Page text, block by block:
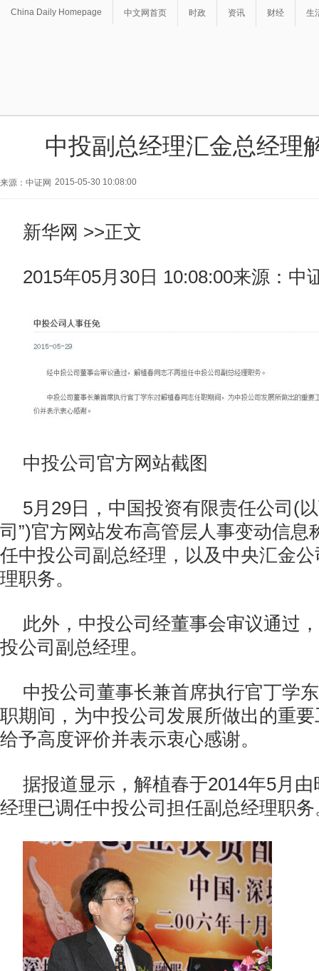
China Daily Homepage 中文网首页 时政 资讯 财经 生
中投副总经理汇金总经理
来源：中证网 2015-05-30 10:08:00
新华网 >>正文
2015年05月30日 10:08:00来源：中
中投公司官方网站截图
5月29日，中国投资有限责任公司(
司”)官方网站发布高管层人事变动信息
任中投公司副总经理，以及中央汇金
理职务。
此外，中投公司经董事会审议通过
投公司副总经理。
中投公司董事长兼首席执行官丁学
职期间，为中投公司发展所做出的重
给予高度评价并表示衷心感谢。
据报道显示，解植春于2014年5月
经理已调任中投公司担任副总经理职务